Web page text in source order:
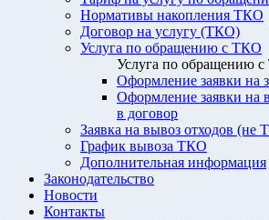
Нормативы накопления ТКО
Договор на услугу (ТКО)
Услуга по обращению с ТКО
Услуга по обращению
Оформление заявки на
Оформление заявки на
в договор
Заявка на вывоз отходов (не
График вывоза ТКО
Дополнительная информация
Законодательство
Новости
Контакты